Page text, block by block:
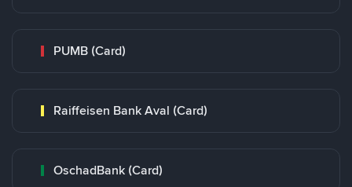
PUMB (Card)
Raiffeisen Bank Aval (Card)
OschadBank (Card)